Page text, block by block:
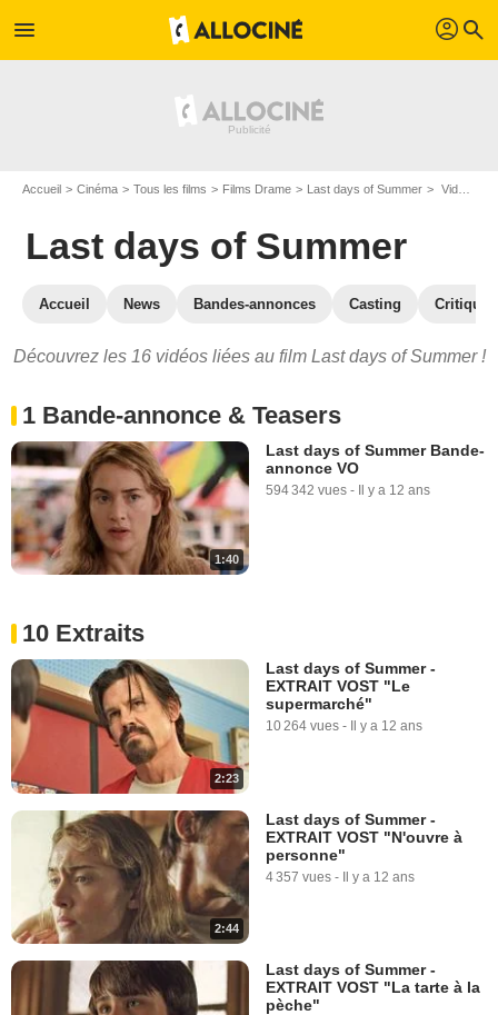
menu profil search
Accueil Cinéma Tous les films Films Drame Last days of Summer Vidéos du film Last days of Summer
Last days of Summer
Accueil News Bandes-annonces Casting
Découvrez les 16 vidéos liées au film Last days of Summer !
1 Bande-annonce & Teasers
1:40
Last days of Summer Bande-
annonce VO
594 342 vues - Il y a 12 ans
10 Extraits
2:23
Last days of Summer -
EXTRAIT VOST "Le
supermarché"
10 264 vues - Il y a 12 ans
2:44
Last days of Summer -
EXTRAIT VOST "N'ouvre à
personne"
4 357 vues - Il y a 12 ans
Last days of Summer -
EXTRAIT VOST "La tarte à la
pèche"